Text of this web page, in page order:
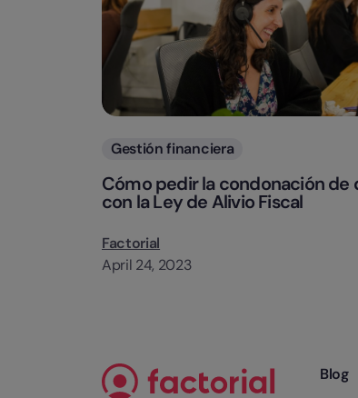
Categorias
Gestión financiera
Cómo pedir la condonación de
con la Ley de Alivio Fiscal
Factorial
April 24, 2023
Blog